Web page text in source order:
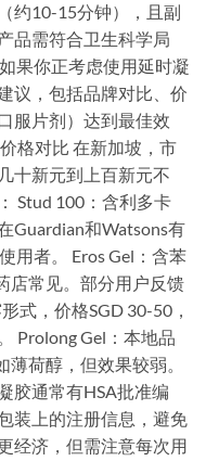
约10-15分钟），且副
品需符合卫生科学局
果你正考虑使用延时凝
议，包括品牌对比、价
服片剂）达到最佳效
格对比 在新加坡，市
十新元到上百新元不
Stud 100：含利多卡
Guardian和Watsons有
用者。 Eros Gel：含苯
店常见。部分用户反馈
式，价格SGD 30-50，
Prolong Gel：本地品
荷醇，但效果较弱。
胶通常有HSA批准编
装上的注册信息，避免
经济，但需注意每次用